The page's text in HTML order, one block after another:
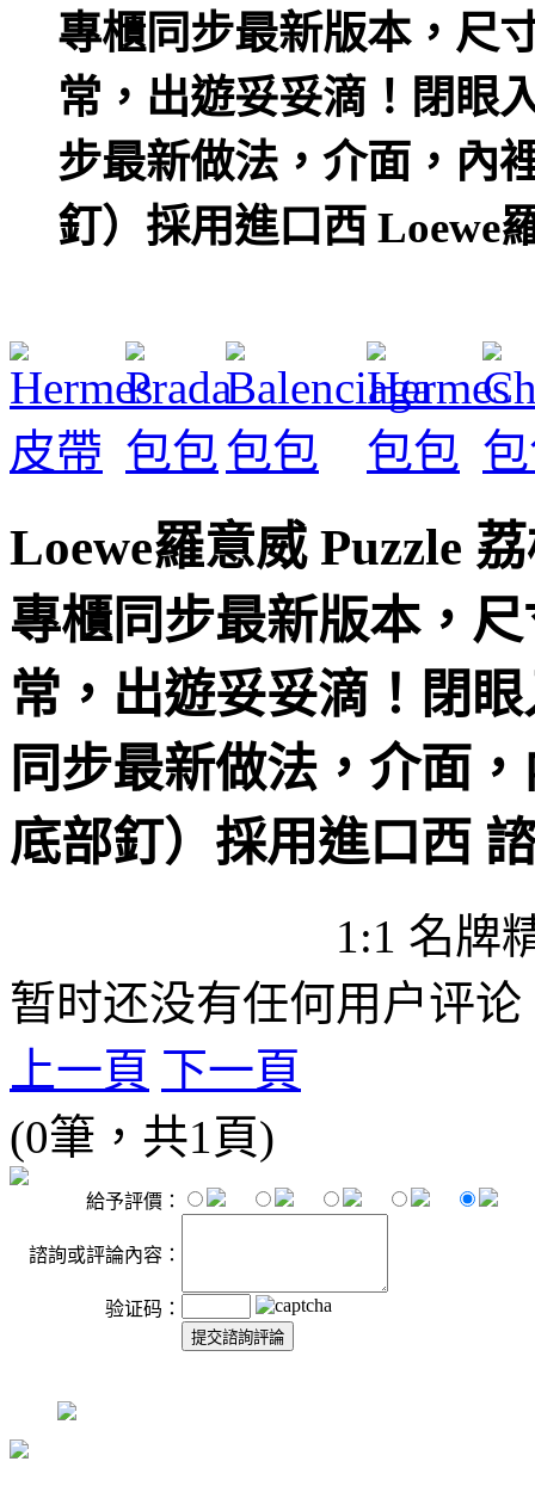
專櫃同步最新版本，尺
常，出遊妥妥滴！閉眼
步最新做法，介面，內
釘）採用進口西 Loewe
Loewe羅意威 Puzzle
專櫃同步最新版本，
常，出遊妥妥滴！閉
同步最新做法，介面
底部釘）採用進口西
1:1 名牌
暂时还没有任何用户评论
上一頁 下一頁
(0筆，共1頁)
給予評價：
諮詢或評論內容：
验证码：